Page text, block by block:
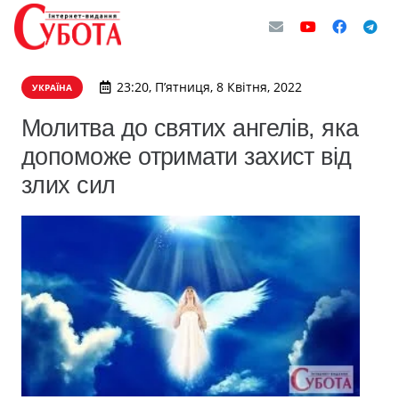
УКРАЇНА 23:20, П’ятниця, 8 Квітня, 2022
Молитва до святих ангелів, яка
допоможе отримати захист від
злих сил